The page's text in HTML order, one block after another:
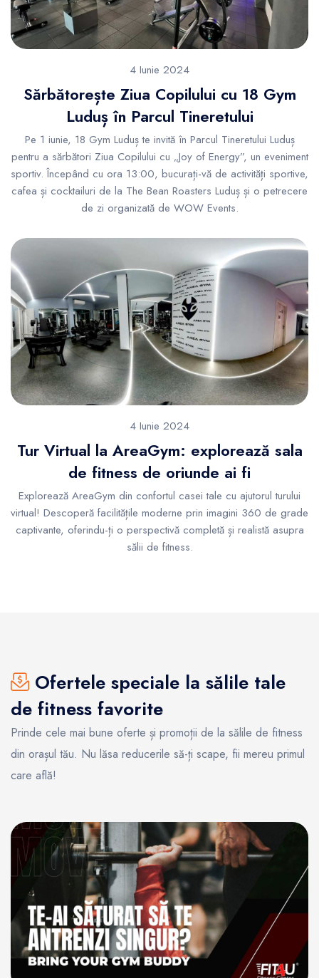
4 Iunie 2024
Sărbătorește Ziua Copilului cu 18 Gym
Luduș în Parcul Tineretului
Pe 1 iunie, 18 Gym Luduș te invită în Parcul Tineretului Luduș
pentru a sărbători Ziua Copilului cu „Joy of Energy”, un eveniment
sportiv. Începând cu ora 13:00, bucurați-vă de activități sportive,
cafea și cocktailuri de la The Bean Roasters Luduș și o petrecere
de zi organizată de WOW Events.
4 Iunie 2024
Tur Virtual la AreaGym: explorează sala
de fitness de oriunde ai fi
Explorează AreaGym din confortul casei tale cu ajutorul turului
virtual! Descoperă facilitățile moderne prin imagini 360 de grade
captivante, oferindu-ți o perspectivă completă și realistă asupra
sălii de fitness.
Ofertele speciale la sălile tale
de fitness favorite
Prinde cele mai bune oferte și promoții de la sălile de fitness
din orașul tău. Nu lăsa reducerile să-ți scape, fii mereu primul
care află!